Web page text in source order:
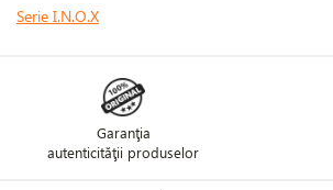
Serie I.N.O.X
Garanţia
autenticităţii produselor